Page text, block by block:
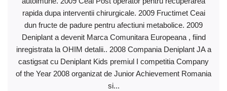
rapida dupa interventii chirurgicale. 2009 Fructimet Ceai
dun fructe de padure pentru afectiuni metabolice. 2009
Deniplant a devenit Marca Comunitara Europeana , fiind
inregistrata la OHIM detalii.. 2008 Compania Deniplant JA a
castigsat cu Deniplant Kids premiul I competitia Company
of the Year 2008 organizat de Junior Achievement Romania
si...